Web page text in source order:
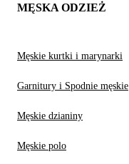
MĘSKA ODZIEŻ
Męskie kurtki i marynarki
Garnitury i Spodnie męskie
Męskie dzianiny
Męskie polo